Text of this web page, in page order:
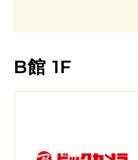
B館 1F